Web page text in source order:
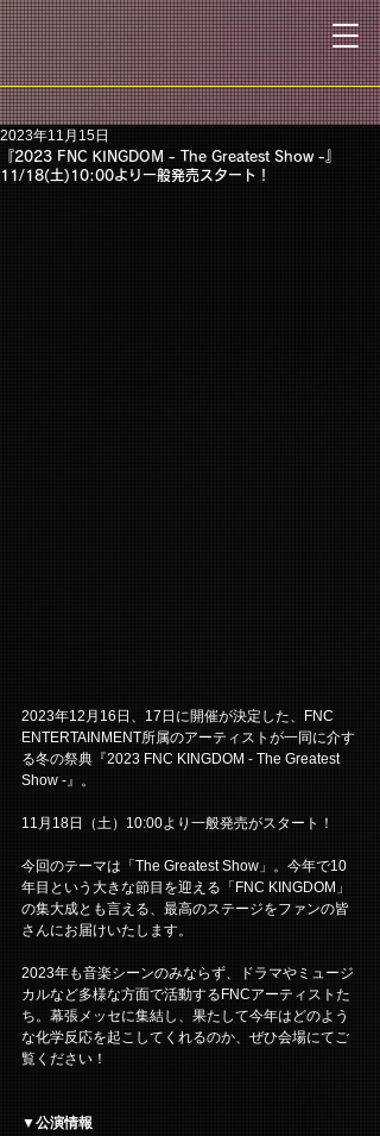
『2023 FNC KINGDOM - The Greatest Show -』
11/18(土)10:00より一般発売スタート！
2023年11月15日
2023年12月16日、17日に開催が決定した、FNC
ENTERTAINMENT所属のアーティストが一同に介す
る冬の祭典『2023 FNC KINGDOM - The Greatest
Show -』。
11月18日（土）10:00より一般発売がスタート！
今回のテーマは「The Greatest Show」。今年で10
年目という大きな節目を迎える「FNC KINGDOM」
の集大成とも言える、最高のステージをファンの皆
さんにお届けいたします。
2023年も音楽シーンのみならず、ドラマやミュージ
カルなど多様な方面で活動するFNCアーティストた
ち。幕張メッセに集結し、果たして今年はどのよう
な化学反応を起こしてくれるのか、ぜひ会場にてご
覧ください！
▼公演情報